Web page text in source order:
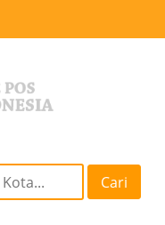
Cari